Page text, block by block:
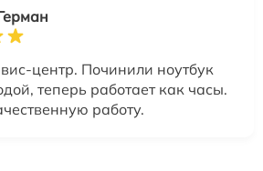
центр. Починили ноутбук
теперь работает как часы.
работу.